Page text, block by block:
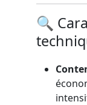
🔍